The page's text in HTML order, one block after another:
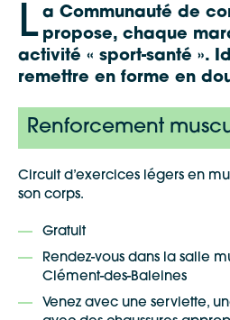
L a Communauté de
propose, chaque
activité « sport-santé ».
remettre en forme en
Renforcement
Circuit d’exercices légers en
son corps.
Gratuit
Rendez-vous dans la salle
Clément-des-Baleines
Venez avec une serviette,